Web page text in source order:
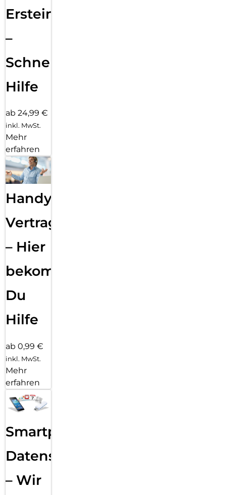
Ersteinrichtung
–
Schnelle
Hilfe
ab 24,99 €
inkl. MwSt.
Mehr
erfahren
Handy
Vertragsabwicklung
– Hier
bekommst
Du
Hilfe
ab 0,99 €
inkl. MwSt.
Mehr
erfahren
Smartphone
Datensicherung
– Wir